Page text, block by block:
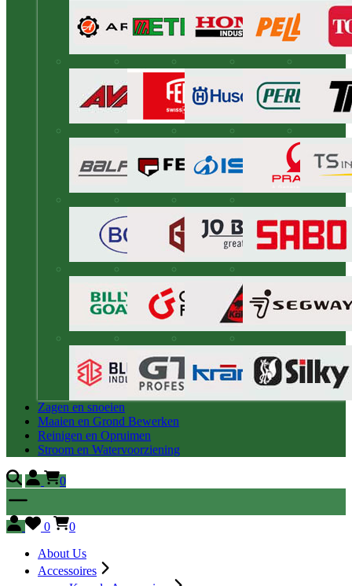
Zagen en snoeien
Maaien en Grond Bewerken
Reinigen en Opruimen
Stroom en Watervoorziening
0
0
0
About Us
Accessoires